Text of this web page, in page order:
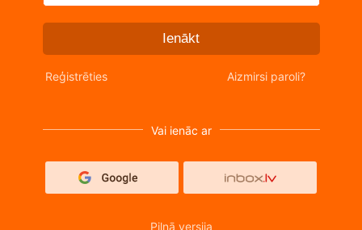
Ienākt
Reģistrēties Aizmirsi paroli?
Vai ienāc ar
Pilnā versija